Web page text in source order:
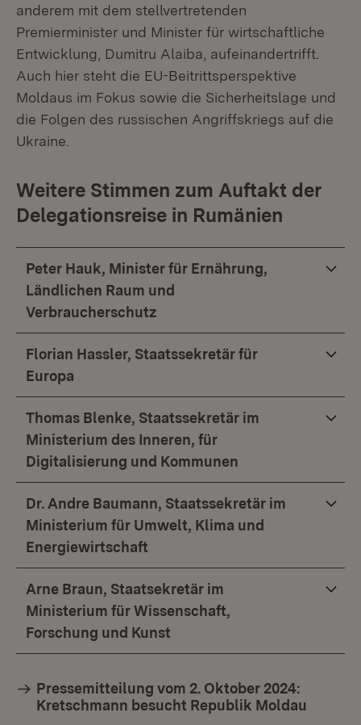
anderem mit dem stellvertretenden
Premierminister und Minister für wirtschaftliche
Entwicklung, Dumitru Alaiba, aufeinandertrifft.
Auch hier steht die EU-Beitrittsperspektive
Moldaus im Fokus sowie die Sicherheitslage und
die Folgen des russischen Angriffskriegs auf die
Ukraine.
Weitere Stimmen zum Auftakt der
Delegationsreise in Rumänien
Peter Hauk, Minister für Ernährung,
Ländlichen Raum und
Verbraucherschutz
Florian Hassler, Staatssekretär für
Europa
Thomas Blenke, Staatssekretär im
Ministerium des Inneren, für
Digitalisierung und Kommunen
Dr. Andre Baumann, Staatssekretär im
Ministerium für Umwelt, Klima und
Energiewirtschaft
Arne Braun, Staatsekretär im
Ministerium für Wissenschaft,
Forschung und Kunst
Pressemitteilung vom 2. Oktober 2024:
Kretschmann besucht Republik Moldau